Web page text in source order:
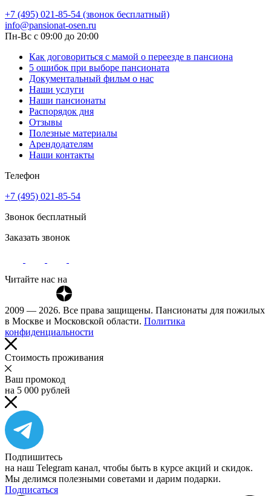
+7 (495) 021-85-54 (звонок бесплатный)
info@pansionat-osen.ru
Пн-Вс с 09:00 до 20:00
Как договориться с мамой о переезде в пансиона
5 ошибок при выборе пансионата
Документальный фильм о нас
Наши услуги
Наши пансионаты
Распорядок дня
Отзывы
Полезные материалы
Арендодателям
Наши контакты
Телефон
+7 (495) 021-85-54
Звонок бесплатный
Заказать звонок
Читайте нас на
2009 — 2026. Все права защищены. Пансионаты для пожилых
в Москве и Московской области. Политика
конфиденциальности
Cтоимость проживания
Ваш промокод
на 5 000 рублей
Подпишитесь
на наш Telegram канал, чтобы быть в курсе акций и скидок.
Мы делимся полезными советами и дарим подарки.
Подписаться